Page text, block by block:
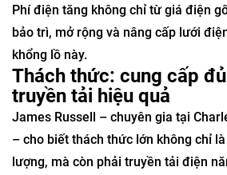
Phí điện tăng không chỉ từ giá điện
bảo trì, mở rộng và nâng cấp lưới
khổng lồ này.
Thách thức: cung cấp
truyền tải hiệu quả
James Russell – chuyên gia tại
– cho biết thách thức lớn không chỉ
lượng, mà còn phải truyền tải điện